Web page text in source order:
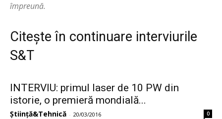
împreună.
Citește în continuare interviurile
S&T
INTERVIU: primul laser de 10 PW din
istorie, o premieră mondială...
Știință&Tehnică - 20/03/2016 0